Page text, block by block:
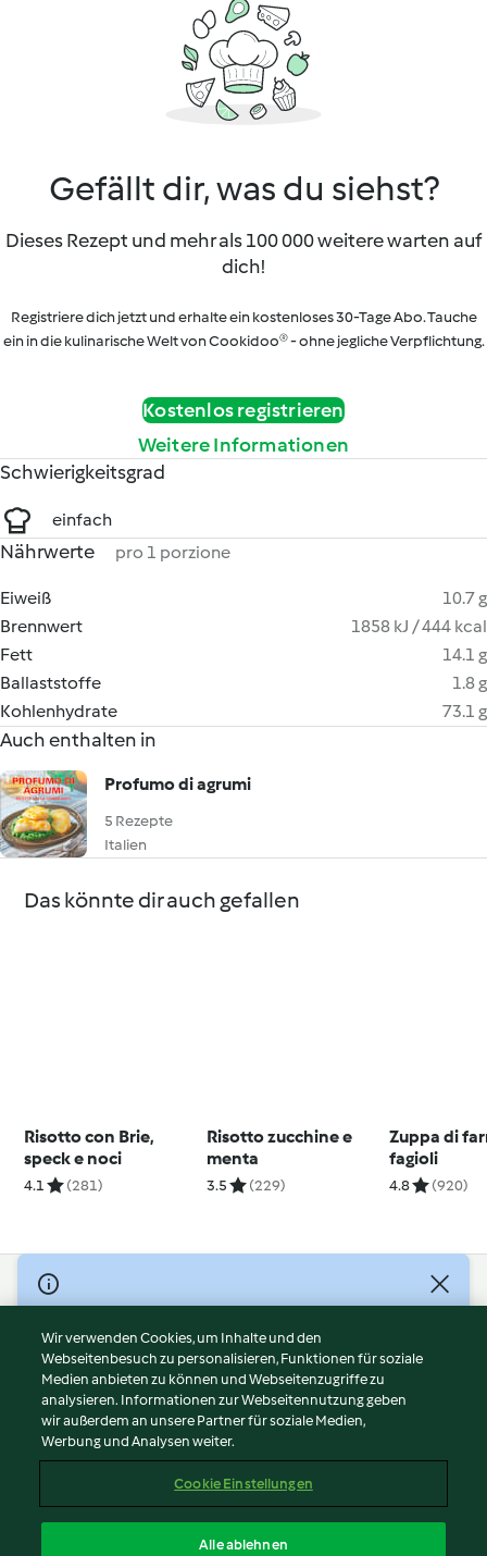
Gefällt dir, was du siehst?
Dieses Rezept und mehr als 100 000 weitere warten auf
dich!
Registriere dich jetzt und erhalte ein kostenloses 30-Tage Abo. Tauche
ein in die kulinarische Welt von Cookidoo® - ohne jegliche Verpflichtung.
Kostenlos registrieren
Weitere Informationen
Schwierigkeitsgrad
einfach
Nährwerte pro 1 porzione
Eiweiß
10.7 g
Brennwert
1858 kJ / 444 kcal
Fett
14.1 g
Ballaststoffe
1.8 g
Kohlenhydrate
73.1 g
Auch enthalten in
Profumo di agrumi
5 Rezepte
Italien
Das könnte dir auch gefallen
Risotto con Brie,
speck e noci
4.1 (281)
Risotto zucchine e
menta
3.5 (229)
Zuppa di
fagioli
4.8 (920)
© Copyright 2026
Nutzungsbedingungen
Datenschutzrichtlinien
Disclaimer
Impressum
Cookies
Abo kündigen
Wir verwenden Cookies, um Inhalte und den
Webseitenbesuch zu personalisieren, Funktionen für soziale
Medien anbieten zu können und Webseitenzugriffe zu
analysieren. Informationen zur Webseitennutzung geben
wir außerdem an unsere Partner für soziale Medien,
Werbung und Analysen weiter.
Cookie Einstellungen
Alle ablehnen